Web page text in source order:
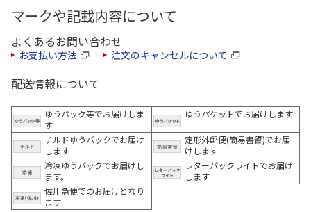
マークや記載内容について
よくあるお問い合わせ
お支払い方法 注文のキャンセルについて
配送情報について
ゆうパック等でお届けしま
す
ゆうパケットでお届けします
チルドゆうパックでお届け
します
定形外郵便(簡易書留)でお届
けします
冷凍ゆうパックでお届けし
ます。
レターパックライトでお届け
します
佐川急便でのお届けとなり
ます